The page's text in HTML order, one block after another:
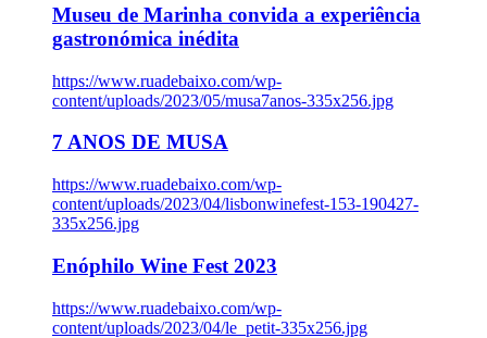
Museu de Marinha convida a experiência
gastronómica inédita
https://www.ruadebaixo.com/wp-
content/uploads/2023/05/musa7anos-335x256.jpg
7 ANOS DE MUSA
https://www.ruadebaixo.com/wp-
content/uploads/2023/04/lisbonwinefest-153-190427-
335x256.jpg
Enóphilo Wine Fest 2023
https://www.ruadebaixo.com/wp-
content/uploads/2023/04/le_petit-335x256.jpg